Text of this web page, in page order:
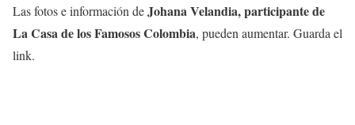
Las fotos e información deJohana Velandia,participantede
La Casa de los Famosos Colombia, pueden aumentar. Guarda el
link.